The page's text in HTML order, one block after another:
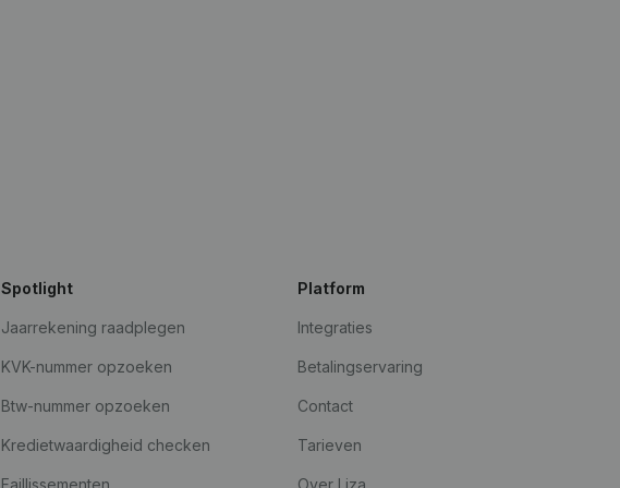
Spotlight
Jaarrekening raadplegen
KVK-nummer opzoeken
Btw-nummer opzoeken
Kredietwaardigheid checken
Faillissementen
Platform
Integraties
Betalingservaring
Contact
Tarieven
Over Liza